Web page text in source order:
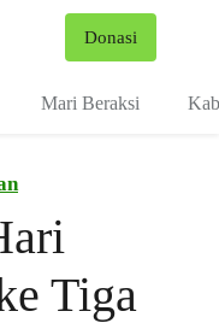
Donasi
Mari Beraksi
Tiga